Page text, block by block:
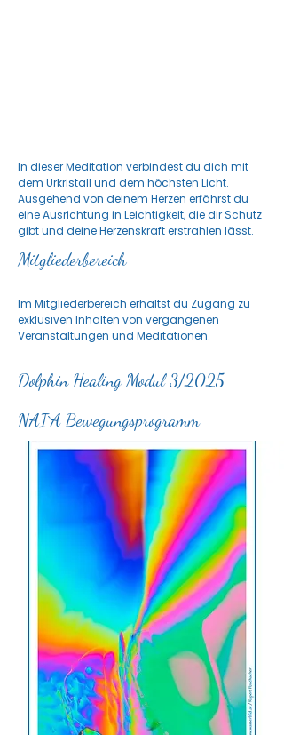
In dieser Meditation verbindest du dich mit
dem Urkristall und dem höchsten Licht.
Ausgehend von deinem Herzen erfährst du
eine Ausrichtung in Leichtigkeit, die dir Schutz
gibt und deine Herzenskraft erstrahlen lässt.
Mitgliederbereich
Im Mitgliederbereich erhältst du Zugang zu
exklusiven Inhalten von vergangenen
Veranstaltungen und Meditationen.
Dolphin Healing Modul 3/2025
NAI`A Bewegungsprogramm